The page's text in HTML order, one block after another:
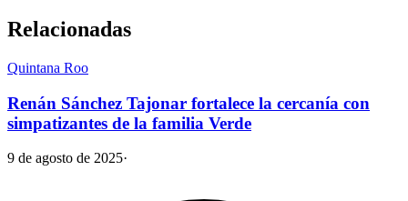
Relacionadas
Quintana Roo
Renán Sánchez Tajonar fortalece la cercanía con
simpatizantes de la familia Verde
9 de agosto de 2025·